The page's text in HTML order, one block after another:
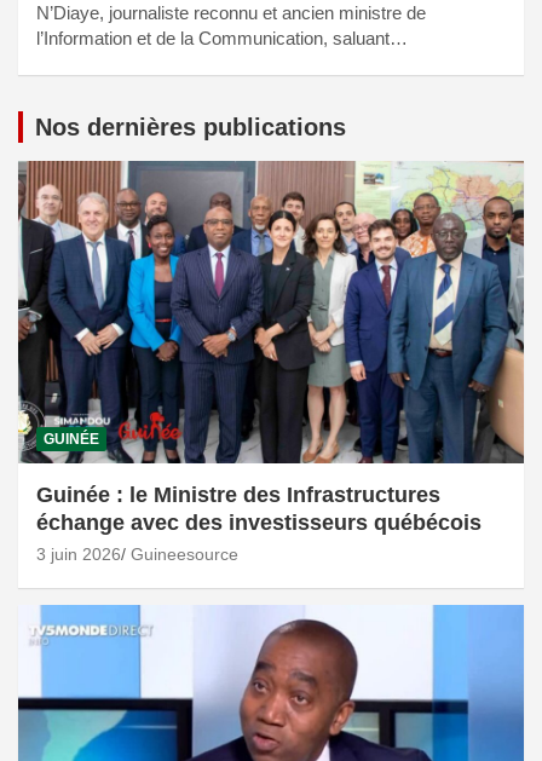
N’Diaye, journaliste reconnu et ancien ministre de
l’Information et de la Communication, saluant…
Nos dernières publications
GUINÉE
Guinée : le Ministre des Infrastructures
échange avec des investisseurs québécois
3 juin 2026 Guineesource